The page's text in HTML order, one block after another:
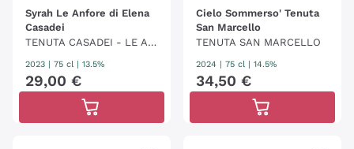
Syrah Le Anfore di Elena
Casadei
TENUTA CASADEI - LE AN
FORE
2023 75 cl | 13.5%
29,00 €
Cielo Sommerso' Tenuta
San Marcello
TENUTA SAN MARCELLO
2024 75 cl | 14.5%
34,50 €